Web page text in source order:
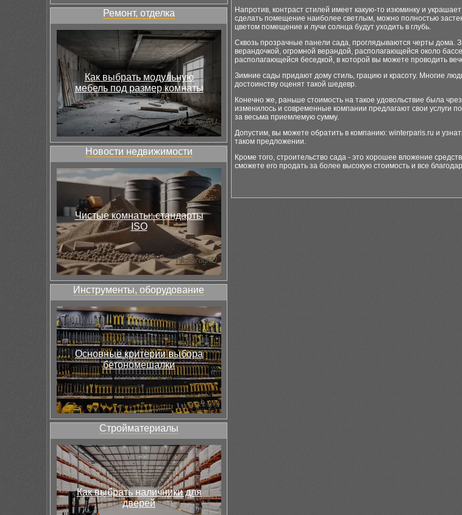
Ремонт, отделка
Как выбрать модульную
мебель под размер комнаты
Новости недвижимости
Чистые комнаты: стандарты
ISO
Инструменты, оборудование
Основные критерии выбора
бетономешалки
Стройматериалы
Как выбрать наличники для
дверей
Напротив, контраст стилей имеет какую-то изюминку и
сделать помещение наиболее светлым, можно полностью
цветом помещение и лучи солнца будут уходить в глубь.
Сквозь прозрачные панели сада, проглядываются черты дома.
верандочкой, огромной верандой, располагающейся около
располагающейся беседкой, в которой вы можете проводить
Зимние сады придают дому стиль, грацию и красоту. Многие
достоинству оценят такой шедевр.
Конечно же, раньше стоимость на такое удовольствие была
изменилось и современные компании предлагают свои услуги
за весьма приемлемую сумму.
Допустим, вы можете обратить в компанию: winterparis.ru и
таком предложении.
Кроме того, строительство сада - это хорошее вложение
сможете его продать за более высокую стоимость и все